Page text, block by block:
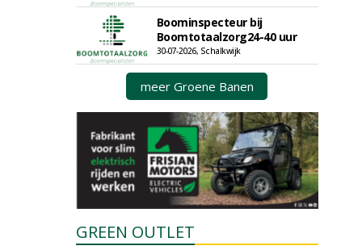
Boominspecteur bij
Boomtotaalzorg24-40 uur
30-07-2026, Schalkwijk
meer Groene Banen
GREEN OUTLET